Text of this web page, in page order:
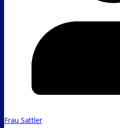
Frau Sattler